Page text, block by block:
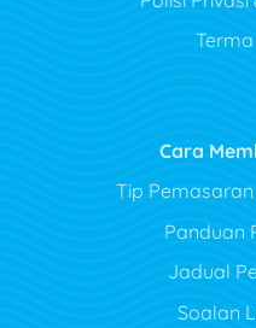
Cara
Tip
Panduan
Jadual
Soalan